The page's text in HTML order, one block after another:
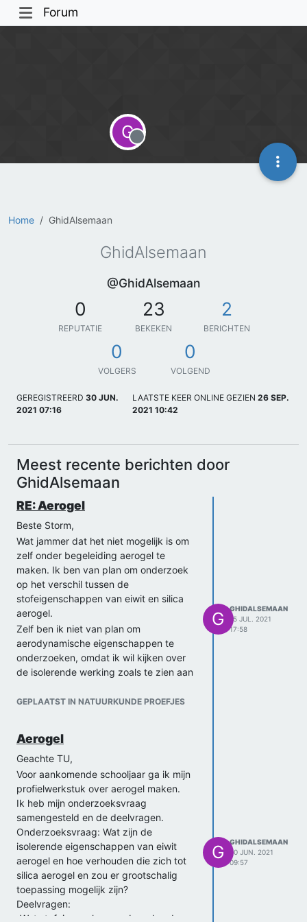
Forum
Home GhidAlsemaan
G
Offline
GhidAlsemaan
@GhidAlsemaan
0
REPUTATIE
23
BEKEKEN
2
BERICHTEN
0
VOLGERS
0
VOLGEND
GEREGISTREERD 30 JUN.
2021 07:16
LAATSTE KEER ONLINE GEZIEN 26 SEP.
2021 10:42
Meest recente berichten door
GhidAlsemaan
RE: Aerogel
Beste Storm,
Wat jammer dat het niet mogelijk is om
zelf onder begeleiding aerogel te
maken. Ik ben van plan om onderzoek
op het verschil tussen de
stofeigenschappen van eiwit en silica
aerogel.
Zelf ben ik niet van plan om
aerodynamische eigenschappen te
onderzoeken, omdat ik wil kijken over
de isolerende werking zoals te zien aan
Toch heel erg bedankt!
Ghid Al-Semaan
GEPLAATST IN NATUURKUNDE PROEFJES
G
GHIDALSEMAAN
15 JUL. 2021
17:58
Aerogel
Geachte TU,
Voor aankomende schooljaar ga ik mijn
profielwerkstuk over aerogel maken.
Ik heb mijn onderzoeksvraag
samengesteld en de deelvragen.
Onderzoeksvraag: Wat zijn de
isolerende eigenschappen van eiwit
aerogel en hoe verhouden die zich tot
silica aerogel en zou er grootschalig
toepassing mogelijk zijn?
Deelvragen:
-Wat stofeigenschappen bepalen de
G
GHIDALSEMAAN
30 JUN. 2021
09:57